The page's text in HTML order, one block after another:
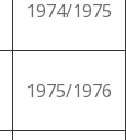
1974/1975
1975/1976